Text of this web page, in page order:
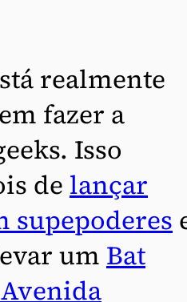
realmente
fazer a
Isso
de lançar
supepoderes
um Bat